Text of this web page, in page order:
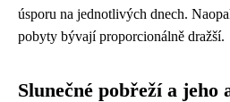
úsporu na jednotlivých dnech.
pobyty bývají proporcionálně dražší.
Slunečné pobřeží a jeho